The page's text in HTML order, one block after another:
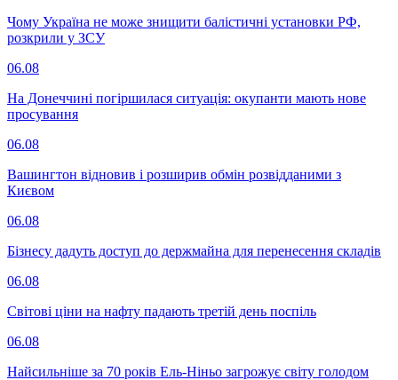
Чому Україна не може знищити балістичні установки РФ,
розкрили у ЗСУ
06.08
На Донеччині погіршилася ситуація: окупанти мають нове
просування
06.08
Вашингтон відновив і розширив обмін розвідданими з
Києвом
06.08
Бізнесу дадуть доступ до держмайна для перенесення складів
06.08
Світові ціни на нафту падають третій день поспіль
06.08
Найсильніше за 70 років Ель-Ніньо загрожує світу голодом